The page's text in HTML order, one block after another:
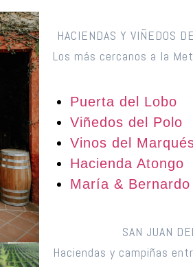
HACIENDAS Y VIÑEDOS
Los más cercanos a la
Puerta del Lobo
Viñedos del Polo
Vinos del
Hacienda Atongo
María &
SAN JUAN
Haciendas y campiñas